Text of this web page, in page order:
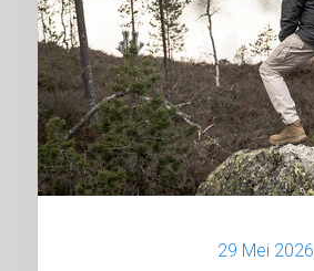
29 Mei 2026